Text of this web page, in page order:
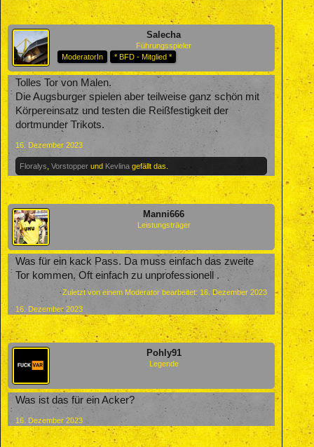
Salecha
Führungsspieler
ModeratorIn
* BFD - Mitglied *
Tolles Tor von Malen.
Die Augsburger spielen aber teilweise ganz schön mit
Körpereinsatz und testen die Reißfestigkeit der
dortmunder Trikots.
16. Dezember 2023
Floralys Vorstopper und Kevlina gefällt das.
Manni666
Leistungsträger
Was für ein kack Pass. Da muss einfach das zweite
Tor kommen. Oft einfach zu unprofessionell .
Zuletzt von einem Moderator bearbeitet: 16. Dezember 2023
16. Dezember 2023
Pohly91
Legende
Was ist das für ein Acker?
16. Dezember 2023